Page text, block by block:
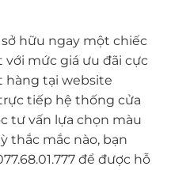
sở hữu ngay một chiếc
với mức giá ưu đãi cực
hàng tại website
tiếp hệ thống cửa
tư vấn lựa chọn màu
thắc mắc nào, bạn
để được hỗ